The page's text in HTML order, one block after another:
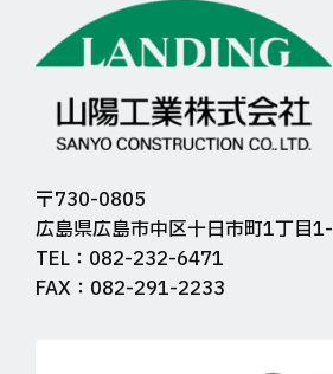
〒730-0805
広島県広島市中区十日市町1丁目
TEL：082-232-6471
FAX：082-291-2233